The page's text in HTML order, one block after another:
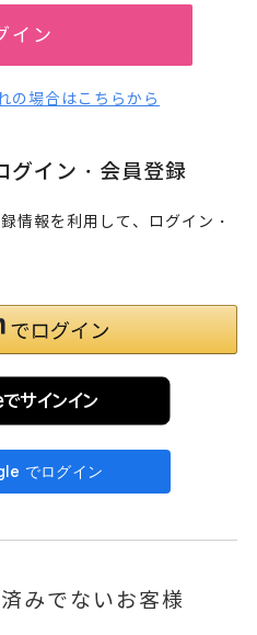
イン
の場合はこちらから
グイン・会員登録
情報を利用して、ログイン・
サインイン
みでないお客様